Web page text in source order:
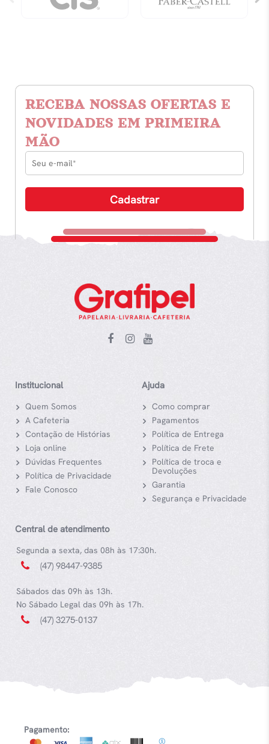
RECEBA NOSSAS OFERTAS E
NOVIDADES EM PRIMEIRA
MÃO
Institucional
Quem Somos
A Cafeteria
Contação de Histórias
Loja online
Dúvidas Frequentes
Política de Privacidade
Fale Conosco
Ajuda
Como comprar
Pagamentos
Política de Entrega
Política de Frete
Política de troca e
Devoluções
Garantia
Segurança e Privacidade
Central de atendimento
Segunda a sexta, das 08h às 17:30h.
(47) 98447-9385
Sábados das 09h às 13h.
No Sábado Legal das 09h às 17h.
(47) 3275-0137
Pagamento: